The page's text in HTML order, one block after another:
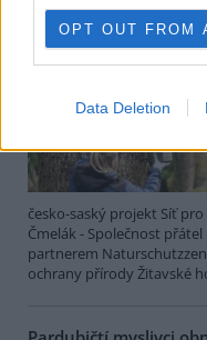
OPT OUT FROM
Data Deletion
Organizace v Česku
spolupracovat při
česko-saský projekt Síť
Čmelák - Společnost
partnerem
ochrany přírody Žitavské